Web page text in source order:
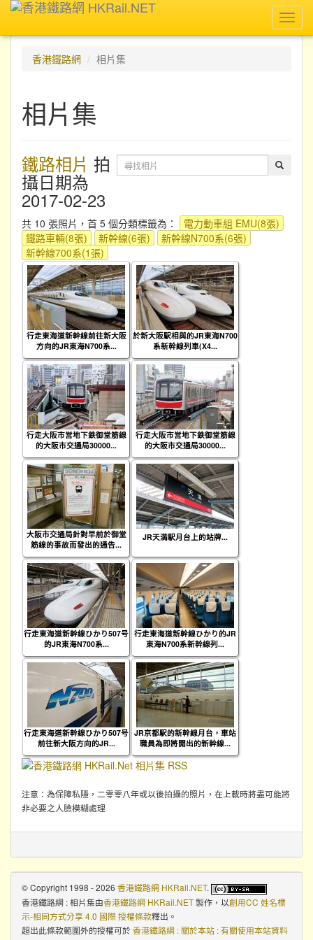
香港鐵路網
相片集
相片集
鐵路相片 拍
攝日期為
2017-02-23
共 10 張照片，首 5 個分類標籤為：
電力動車組 EMU(8張)
鐵路車輛(8張)
新幹線(6張)
新幹線N700系(6張)
新幹線700系(1張)
行走東海道新幹線前往新大阪
方向的JR東海N700系...
於新大阪駅相與的JR東海N700
系新幹線列車(X4...
行走大阪市営地下鉄御堂筋線
的大阪市交通局30000...
行走大阪市営地下鉄御堂筋線
的大阪市交通局30000...
大阪市交通局針對早前於御堂
筋線的事故而發出的通告...
JR天満駅月台上的站牌...
行走東海道新幹線ひかり507号
的JR東海N700系...
行走東海道新幹線ひかり的JR
東海N700系新幹線列...
行走東海道新幹線ひかり507号
前往新大阪方向的JR...
JR京都駅的新幹線月台，車站
職員為即將開出的新幹線...
注意：為保障私隱，二零零八年或以後拍攝的照片，在上載時將盡可能將
非必要之人臉模糊處理
© Copyright 1998 - 2026 香港鐵路網 HKRail.NET.
香港鐵路網 : 相片集由香港鐵路網 HKRail.NET製作，以創用CC 姓名標
示-相同方式分享 4.0 國際 授權條款釋出。
超出此條款範圍外的授權可於香港鐵路網 : 關於本站 : 有關使用本站資料